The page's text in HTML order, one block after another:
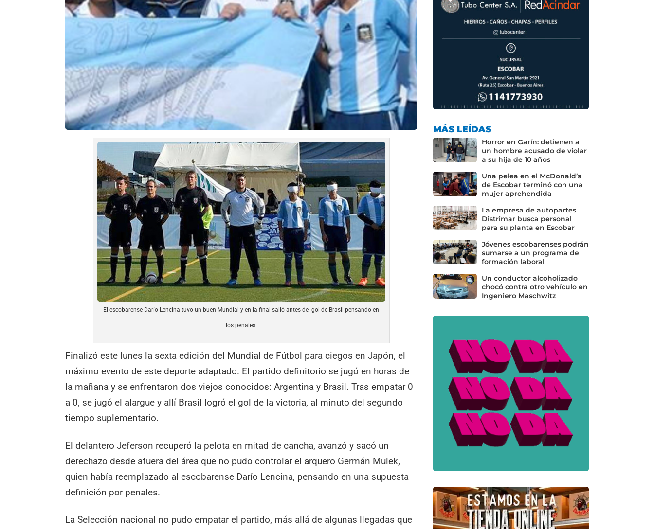
El escobarense Darío Lencina tuvo un buen Mundial y en la final salió antes del gol de Brasil pensando en
los penales.
Finalizó este lunes la sexta edición del Mundial de Fútbol para ciegos en Japón, el
máximo evento de este deporte adaptado. El partido definitorio se jugó en horas de
la mañana y se enfrentaron dos viejos conocidos: Argentina y Brasil. Tras empatar 0
a 0, se jugó el alargue y allí Brasil logró el gol de la victoria, al minuto del segundo
tiempo suplementario.
El delantero Jeferson recuperó la pelota en mitad de cancha, avanzó y sacó un
derechazo desde afuera del área que no pudo controlar el arquero Germán Mulek,
quien había reemplazado al escobarense Darío Lencina, pensando en una supuesta
definición por penales.
La Selección nacional no pudo empatar el partido, más allá de algunas llegadas que
MÁS LEÍDAS
Horror en Garín: detienen a
un hombre acusado de violar
a su hija de 10 años
Una pelea en el McDonald’s
de Escobar terminó con una
mujer aprehendida
La empresa de autopartes
Distrimar busca personal
para su planta en Escobar
Jóvenes escobarenses podrán
sumarse a un programa de
formación laboral
Un conductor alcoholizado
chocó contra otro vehículo en
Ingeniero Maschwitz